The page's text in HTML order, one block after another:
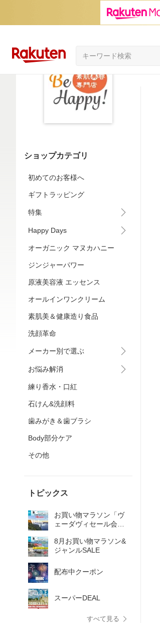
ショップカテゴリ
初めてのお客様へ
ギフトラッピング
特集
Happy Days
オーガニック マヌカハニー
ジンジャーパワー
原液美容液 エッセンス
オールインワンクリーム
素肌美＆健康造り食品
洗顔革命
メーカー別で選ぶ
お悩み解消
練り香水・口紅
石けん&洗顔料
歯みがき＆歯ブラシ
Body部分ケア
その他
トピックス
お買い物マラソン「ヴ
ェーダヴィセール会
8月お買い物マラソン&
ジャンルSALE
配布中クーポン
スーパーDEAL
すべて見る